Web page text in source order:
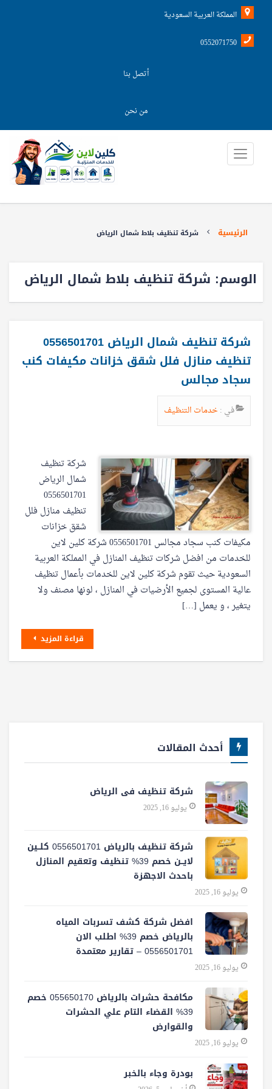
المملكة العربية السعودية
0552071750
أتصل بنا
من نحن
الرئيسية شركة تنظيف بلاط شمال الرياض
الوسم: شركة تنظيف بلاط شمال الرياض
شركة تنظيف شمال الرياض 0556501701
تنظيف منازل فلل شقق خزانات مكيفات كنب
سجاد مجالس
في : خدمات التنظيف
شركة تنظيف
شمال الرياض
0556501701
تنظيف منازل فلل
شقق خزانات
مكيفات كنب سجاد مجالس 0556501701 شركة كلين لاين
للخدمات من افضل شركات تنظيف المنازل في المملكة العربية
السعودية حيث تقوم شركة كلين لاين للخدمات بأعمال تنظيف
عالية المستوى لجميع الأرضيات في المنازل ، لونها مصنف ولا
يتغير ، و يعمل […]
قراءة المزيد
أحدث المقالات
شركة تنظيف فى الرياض
يوليو 16, 2025
شركة تنظيف بالرياض 0556501701 كلــين
لايــن خصم 39% تنظيف وتعقيم المنازل
باحدث الاجهزة
يوليو 16, 2025
افضل شركة كشف تسربات المياه
بالرياض خصم 39% اطلب الان
0556501701‬‏ – تقارير معتمدة
يوليو 16, 2025
مكافحة حشرات بالرياض 055650170 خصم
39% القضاء التام علي الحشرات
والقوارض
يوليو 16, 2025
بودرة وجاء بالخبر